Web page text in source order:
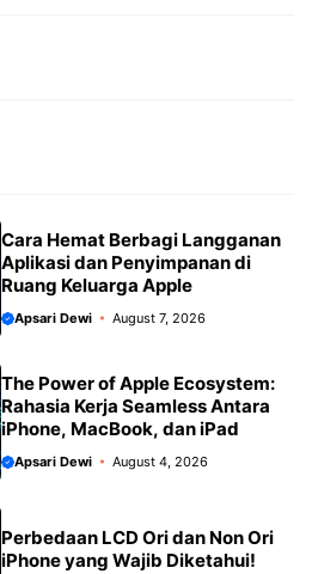
k
Cara Hemat Berbagi Langganan
Aplikasi dan Penyimpanan di
Ruang Keluarga Apple
Apsari Dewi August 7, 2026
The Power of Apple Ecosystem:
Rahasia Kerja Seamless Antara
iPhone, MacBook, dan iPad
Apsari Dewi August 4, 2026
Perbedaan LCD Ori dan Non Ori
iPhone yang Wajib Diketahui!